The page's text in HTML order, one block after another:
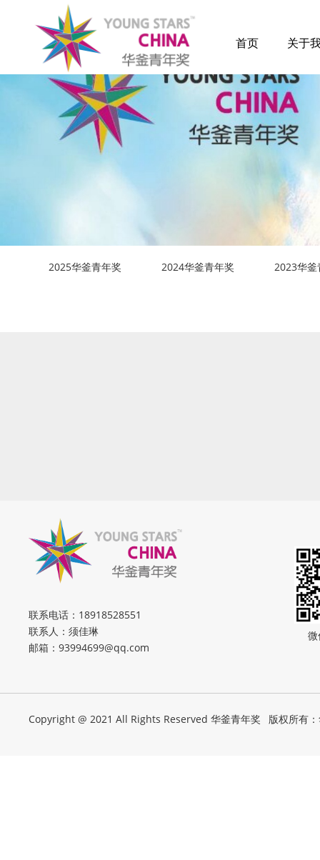
首页 关于
2025华釜青年奖 2024华釜青年奖 2023华釜
联系电话： 18918528551
联系人：须佳琳
邮箱： 93994699@qq.com
Copyright @ 2021 All Rights Reserved 华釜青年奖 版权所有